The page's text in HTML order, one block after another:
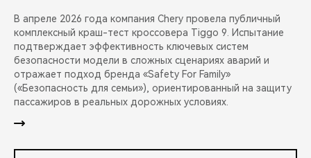
В апреле 2026 года компания Chery провела публичный
комплексный краш-тест кроссовера Tiggo 9. Испытание
подтверждает эффективность ключевых систем
безопасности модели в сложных сценариях аварий и
отражает подход бренда «Safety For Family»
(«Безопасность для семьи»), ориентированный на защиту
пассажиров в реальных дорожных условиях.